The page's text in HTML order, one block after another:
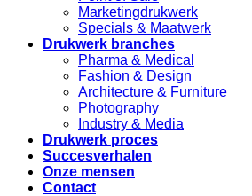
Marketingdrukwerk
Specials & Maatwerk
Drukwerk branches
Pharma & Medical
Fashion & Design
Architecture & Furniture
Photography
Industry & Media
Drukwerk proces
Succesverhalen
Onze mensen
Contact